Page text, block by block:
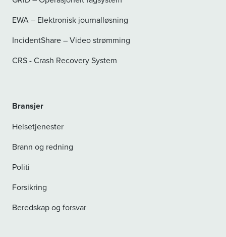
EWA – Elektronisk journalløsning
IncidentShare – Video strømming
CRS - Crash Recovery System
Bransjer
Helsetjenester
Brann og redning
Politi
Forsikring
Beredskap og forsvar